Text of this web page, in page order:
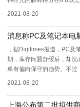
2021-08-20
消息称PC及笔记本电
，据Digitimes报道，PC及
期，库存问题舒缓后，却
单有偏向保守的趋势。不过
2021-08-20
上海公布第二批拟供